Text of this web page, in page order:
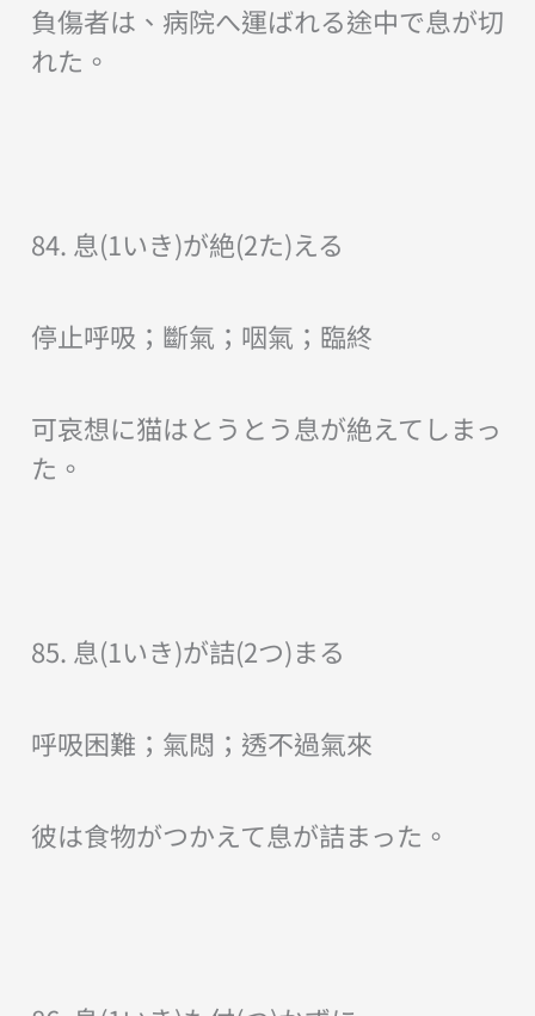
負傷者は、病院へ運ばれる途中で息が切
れた。
84. 息(1いき)が絶(2た)える
停止呼吸；斷氣；咽氣；臨終
可哀想に猫はとうとう息が絶えてしまっ
た。
85. 息(1いき)が詰(2つ)まる
呼吸困難；氣悶；透不過氣來
彼は食物がつかえて息が詰まった。